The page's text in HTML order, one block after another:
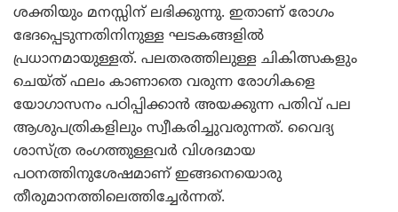
ശക്തിയും മനസ്സിന് ലഭിക്കുന്നു. ഇതാണ് രോഗം
ഭേദപ്പെടുന്നതിനിനുള്ള ഘടകങ്ങളില്‍
പ്രധാനമായുള്ളത്. പലതരത്തിലുള്ള ചികിത്സകളും
ചെയ്ത് ഫലം കാണാതെ വരുന്ന രോഗികളെ
യോഗാസനം പഠിപ്പിക്കാന്‍ അയക്കുന്ന പതിവ് പല
ആശുപത്രികളിലും സ്വീകരിച്ചുവരുന്നത്. വൈദ്യ
ശാസ്ത്ര രംഗത്തുള്ളവര്‍ വിശദമായ
പഠനത്തിനുശേഷമാണ് ഇങ്ങനെയൊരു
തീരുമാനത്തിലെത്തിച്ചേര്‍ന്നത്.